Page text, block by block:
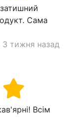
затишний
Сама
3 тижня назад
Всім